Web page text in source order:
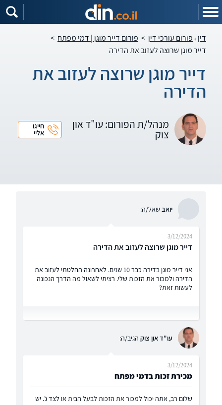
דין פורום עורכי דין > פורום דייר מוגן | דמי מפתח >
דייר מוגן שרוצה לעזוב את הדירה
דייר מוגן שרוצה לעזוב את
הדירה
מנהל/ת הפורום: עו"ד און
צוק
חייגו
אליי
יואבשאל/ה:
דייר מוגן שרוצה לעזוב את הדירה
3/12/2024
אני דייר מוגן בדירה כבר 10 שנים. לאחרונה החלטתי לעזוב את
הדירה ולמכור את הזכות שלי. רציתי לשאול מה הדרך הנכונה
לעשות זאת?
עו"ד און צוק הגיב/ה:
מכירת זכות בדמי מפתח
3/12/2024
שלום רב, אתה יכול למכור את הזכות לבעל הבית או לצד ג'. יש